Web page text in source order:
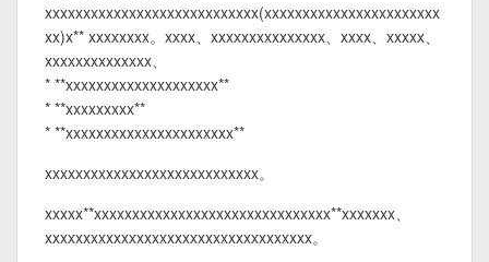
xxxxxxxxxxxxxxxxxxxxxxxxxxxx(xxxxxxxxxxxxxxxxxxxxxxx
xx)x** xxxxxxxx。xxxx、xxxxxxxxxxxxxxx、xxxx、xxxxx、
xxxxxxxxxxxxxx、
* **xxxxxxxxxxxxxxxxxxxx**
* **xxxxxxxxx**
* **xxxxxxxxxxxxxxxxxxxxxx**
xxxxxxxxxxxxxxxxxxxxxxxxxxxx。
xxxxx**xxxxxxxxxxxxxxxxxxxxxxxxxxxxxxx**xxxxxxx、
xxxxxxxxxxxxxxxxxxxxxxxxxxxxxxxxxxx。